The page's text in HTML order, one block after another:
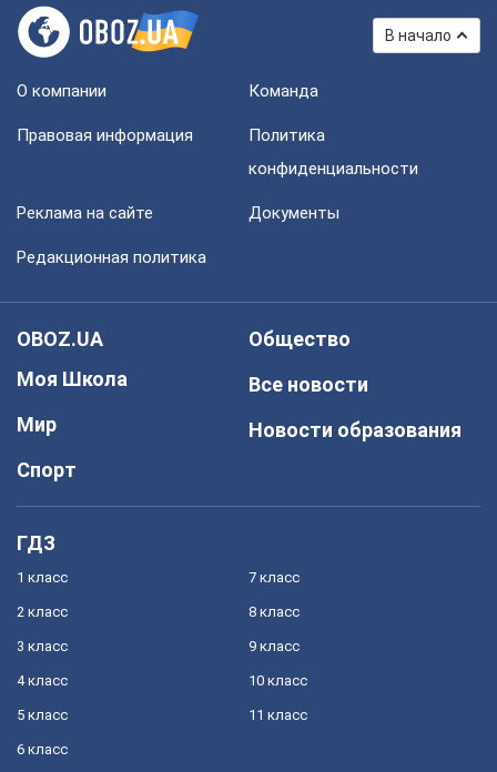
В начало
О компании Команда
Правовая информация
Политика
конфиденциальности
Реклама на сайте Документы
Редакционная политика
OBOZ.UA
Моя Школа
Мир
Спорт
Общество
Все новости
Новости образования
ГДЗ
1 класс
2 класс
3 класс
4 класс
5 класс
6 класс
7 класс
8 класс
9 класс
10 класс
11 класс